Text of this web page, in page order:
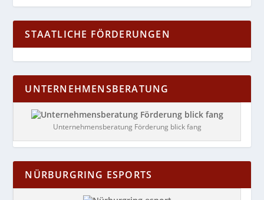
STAATLICHE FÖRDERUNGEN
UNTERNEHMENSBERATUNG
Unternehmensberatung Förderung blick fang
NÜRBURGRING ESPORTS